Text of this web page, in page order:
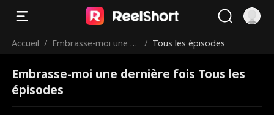
Accueil / Embrasse-moi une d
/ Tous les épisodes
Embrasse-moi une dernière fois Tous les
épisodes